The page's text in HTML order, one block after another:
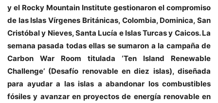
y el Rocky Mountain Institute gestionaron el compromiso
de las Islas Vírgenes Británicas, Colombia, Dominica, San
Cristóbal y Nieves, Santa Lucía e Islas Turcas y Caicos. La
semana pasada todas ellas se sumaron a la campaña de
Carbon War Room titulada ‘Ten Island Renewable
Challenge’ (Desafío renovable en diez islas), diseñada
para ayudar a las islas a abandonar los combustibles
fósiles y avanzar en proyectos de energía renovable en